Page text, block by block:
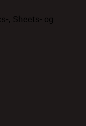
, Sheets- og